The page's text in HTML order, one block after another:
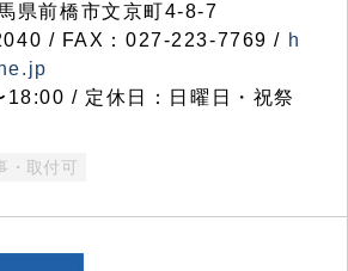
県前橋市文京町4-8-7
/ FAX：027-223-7769 / h
/ 定休日：日曜日・祝祭
・取付可